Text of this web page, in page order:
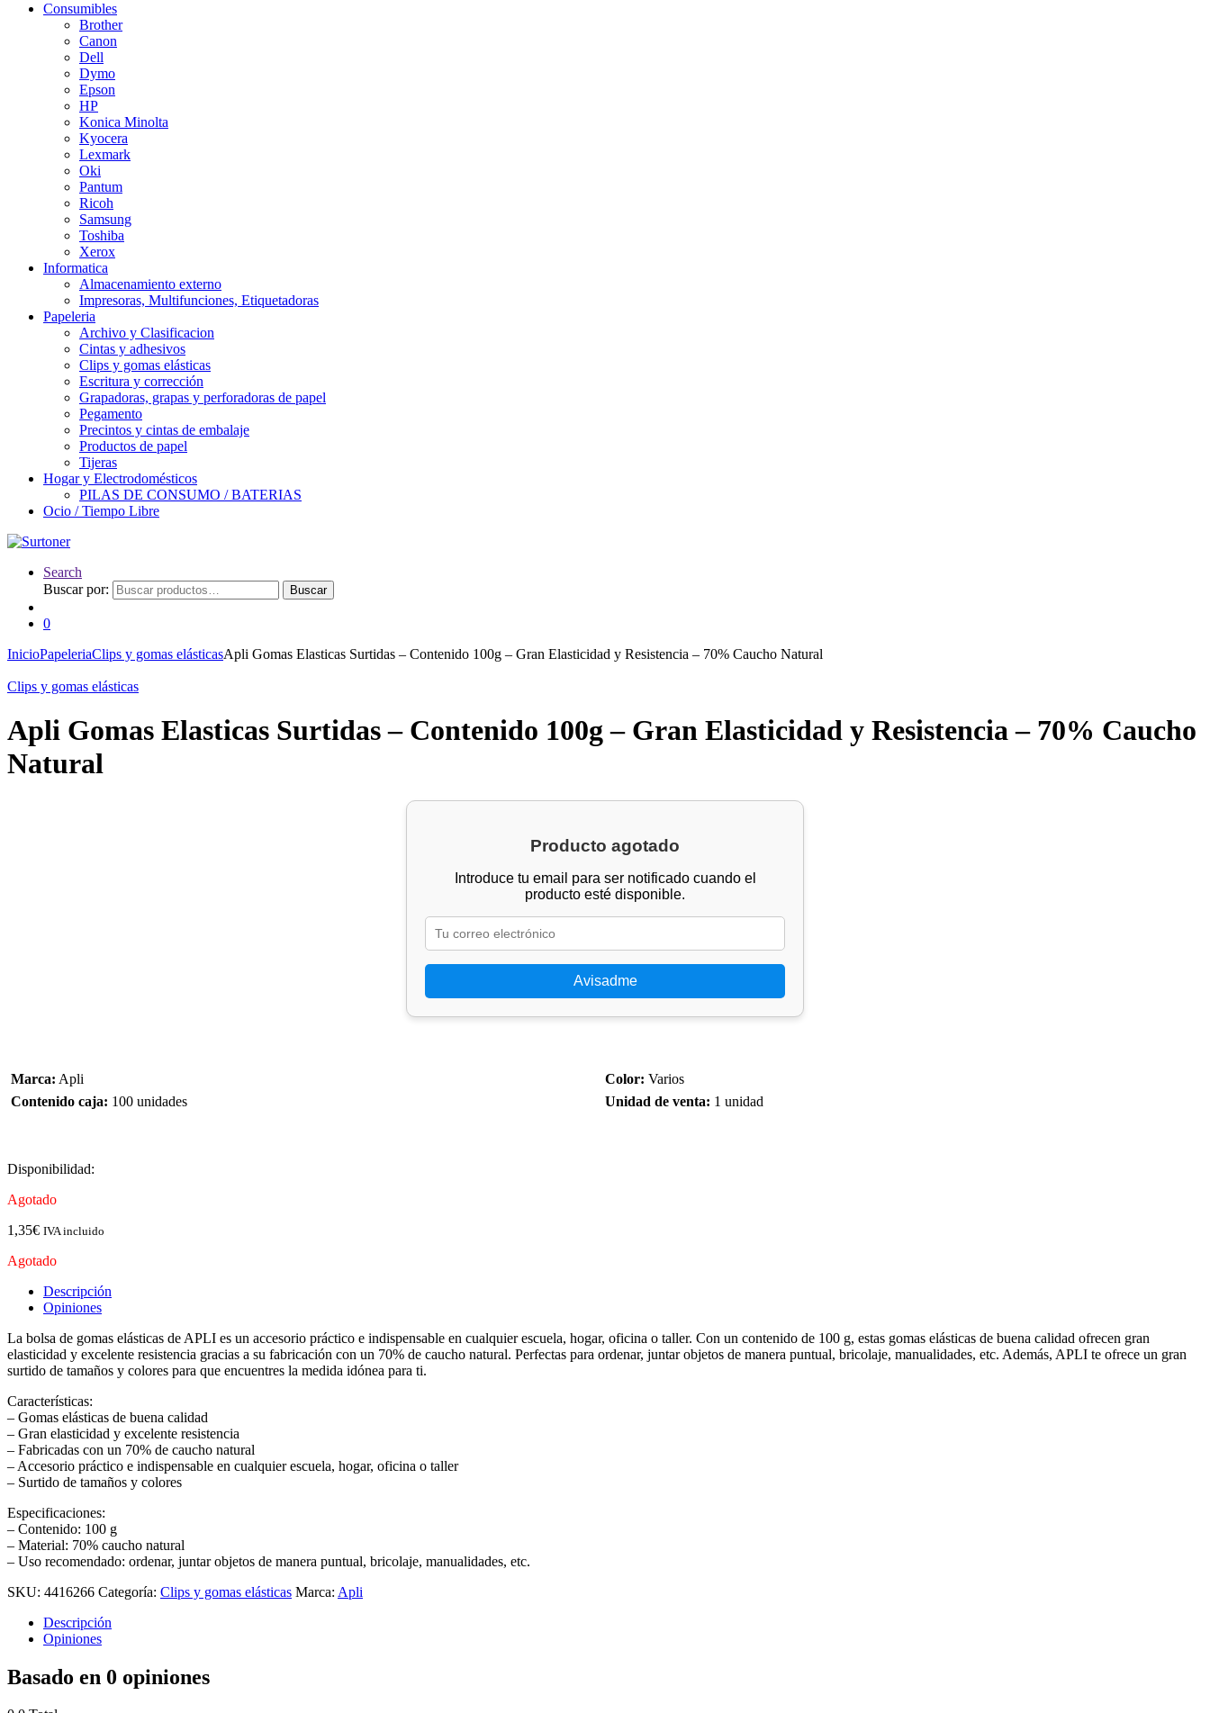
Consumibles
Brother
Canon
Dell
Dymo
Epson
HP
Konica Minolta
Kyocera
Lexmark
Oki
Pantum
Ricoh
Samsung
Toshiba
Xerox
Informatica
Almacenamiento externo
Impresoras, Multifunciones, Etiquetadoras
Papeleria
Archivo y Clasificacion
Cintas y adhesivos
Clips y gomas elásticas
Escritura y corrección
Grapadoras, grapas y perforadoras de papel
Pegamento
Precintos y cintas de embalaje
Productos de papel
Tijeras
Hogar y Electrodomésticos
PILAS DE CONSUMO / BATERIAS
Ocio / Tiempo Libre
Search
Buscar por:
Buscar
0
InicioPapeleriaClips y gomas elásticasApli Gomas Elasticas Surtidas – Contenido 100g – Gran Elasticidad y Resistencia – 70% Caucho Natural
Clips y gomas elásticas
Apli Gomas Elasticas Surtidas – Contenido 100g – Gran Elasticidad y Resistencia – 70% Caucho
Natural
Producto agotado
Introduce tu email para ser notificado cuando el
producto esté disponible.
Avisadme
Marca: Apli Color: Varios
Contenido caja: 100 unidades Unidad de venta: 1 unidad
Disponibilidad:
Agotado
1,35€ IVA incluido
Agotado
Descripción
Opiniones
La bolsa de gomas elásticas de APLI es un accesorio práctico e indispensable en cualquier escuela, hogar, oficina o taller. Con un contenido de 100 g, estas gomas elásticas de buena calidad ofrecen gran
elasticidad y excelente resistencia gracias a su fabricación con un 70% de caucho natural. Perfectas para ordenar, juntar objetos de manera puntual, bricolaje, manualidades, etc. Además, APLI te ofrece un gran
surtido de tamaños y colores para que encuentres la medida idónea para ti.
Características:
– Gomas elásticas de buena calidad
– Gran elasticidad y excelente resistencia
– Fabricadas con un 70% de caucho natural
– Accesorio práctico e indispensable en cualquier escuela, hogar, oficina o taller
– Surtido de tamaños y colores
Especificaciones:
– Contenido: 100 g
– Material: 70% caucho natural
– Uso recomendado: ordenar, juntar objetos de manera puntual, bricolaje, manualidades, etc.
SKU: 4416266 Categoría: Clips y gomas elásticas Marca: Apli
Descripción
Opiniones
Basado en 0 opiniones